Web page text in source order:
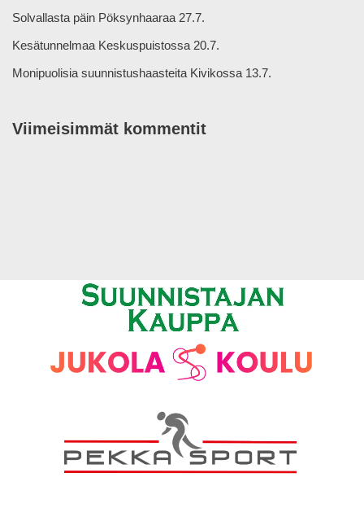
Solvallasta päin Pöksynhaaraa 27.7.
Kesätunnelmaa Keskuspuistossa 20.7.
Monipuolisia suunnistushaasteita Kivikossa 13.7.
Viimeisimmät kommentit